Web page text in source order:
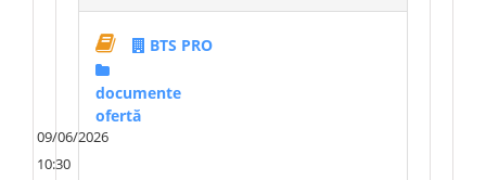
BTS PRO
documente
ofertă
09/06/2026
10:30